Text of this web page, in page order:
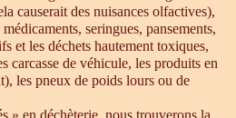
causerait des nuisances olfactives),
seringues, pansements,
et les déchets hautement toxiques,
carcasse de véhicule, les produits en
les pneux de poids lours ou de
» en déchèterie, nous trouverons la